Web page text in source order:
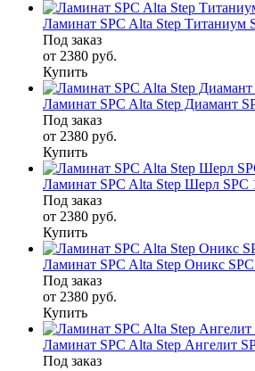
Ламинат SPC Alta Step Титаниум
Под заказ
от 2380 руб.
Купить
Ламинат SPC Alta Step Диамант
Под заказ
от 2380 руб.
Купить
Ламинат SPC Alta Step Шерл SPC
Под заказ
от 2380 руб.
Купить
Ламинат SPC Alta Step Оникс SPC
Под заказ
от 2380 руб.
Купить
Ламинат SPC Alta Step Ангелит
Под заказ